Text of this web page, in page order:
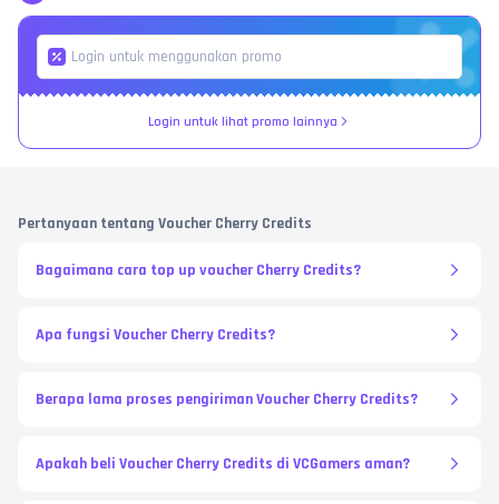
Login untuk lihat promo lainnya
Pertanyaan tentang Voucher Cherry Credits
Bagaimana cara top up voucher Cherry Credits?
Apa fungsi Voucher Cherry Credits?
Berapa lama proses pengiriman Voucher Cherry Credits?
Apakah beli Voucher Cherry Credits di VCGamers aman?